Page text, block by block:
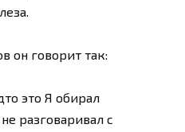
он говорит так:
это Я обирал
разговаривал с